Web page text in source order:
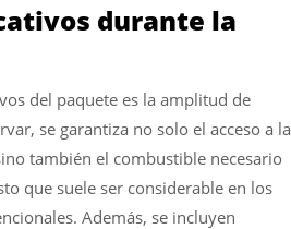
durante la
del paquete es la amplitud de
se garantiza no solo el acceso a la
también el combustible necesario
que suele ser considerable en los
Además, se incluyen